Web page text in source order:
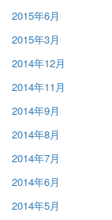
2015年6月
2015年3月
2014年12月
2014年11月
2014年9月
2014年8月
2014年7月
2014年6月
2014年5月